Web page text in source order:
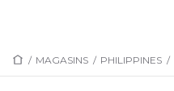
/ MAGASINS / PHILIPPINES /